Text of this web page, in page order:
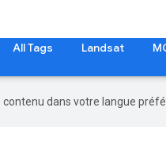
All Tags Landsat
dans votre langue